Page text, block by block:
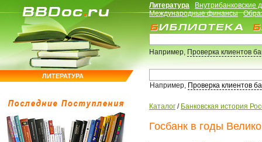
ЛИТЕРАТУРА
Литература
Внутрибанковские
Международные финансы
Например,Проверка клиентов
Например, Проверка клиентов
Каталог / Банковская история
Госбанк в годы